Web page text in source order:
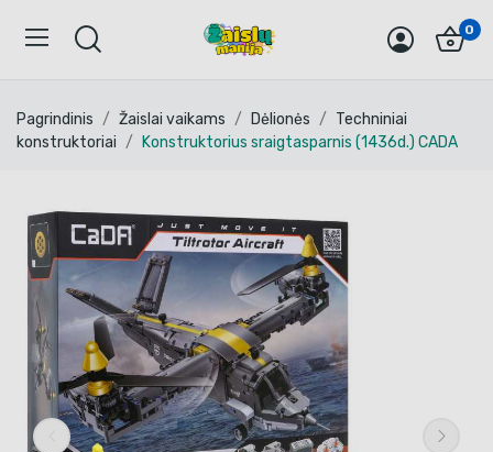
0
Pagrindinis Žaislai vaikams Dėlionės
Techniniai
konstruktoriai
Konstruktorius sraigtasparnis (1436d.) CADA